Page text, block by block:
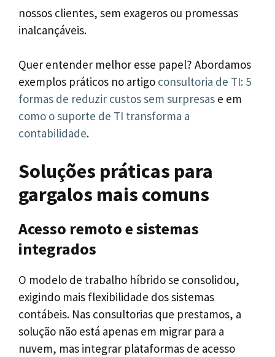
nossos clientes, sem exageros ou promessas
inalcançáveis.
Quer entender melhor esse papel? Abordamos
exemplos práticos no artigo consultoria de TI: 5
formas de reduzir custos sem surpresas e em
como o suporte de TI transforma a
contabilidade.
Soluções práticas para
gargalos mais comuns
Acesso remoto e sistemas
integrados
O modelo de trabalho híbrido se consolidou,
exigindo mais flexibilidade dos sistemas
contábeis. Nas consultorias que prestamos, a
solução não está apenas em migrar para a
nuvem, mas integrar plataformas de acesso